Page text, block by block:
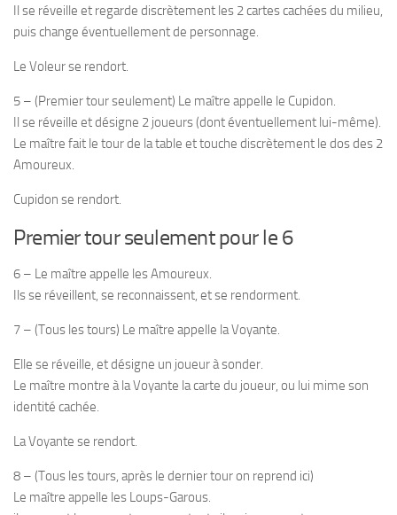
Il se réveille et regarde discrètement les 2 cartes cachées du milieu,
puis change éventuellement de personnage.
Le Voleur se rendort.
5 – (Premier tour seulement) Le maître appelle le Cupidon.
Il se réveille et désigne 2 joueurs (dont éventuellement lui-même).
Le maître fait le tour de la table et touche discrètement le dos des 2
Amoureux.
Cupidon se rendort.
Premier tour seulement pour le 6
6 – Le maître appelle les Amoureux.
Ils se réveillent, se reconnaissent, et se rendorment.
7 – (Tous les tours) Le maître appelle la Voyante.
Elle se réveille, et désigne un joueur à sonder.
Le maître montre à la Voyante la carte du joueur, ou lui mime son
identité cachée.
La Voyante se rendort.
8 – (Tous les tours, après le dernier tour on reprend ici)
Le maître appelle les Loups-Garous.